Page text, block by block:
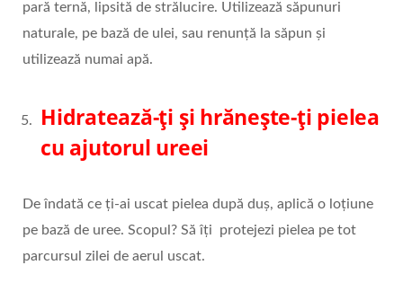
pară ternă, lipsită de strălucire. Utilizează săpunuri
naturale, pe bază de ulei, sau renunță la săpun și
utilizează numai apă.
Hidratează-ți și hrănește-ți pielea
cu ajutorul ureei
De îndată ce ți-ai uscat pielea după duș, aplică o loțiune
pe bază de uree. Scopul? Să îți protejezi pielea pe tot
parcursul zilei de aerul uscat.